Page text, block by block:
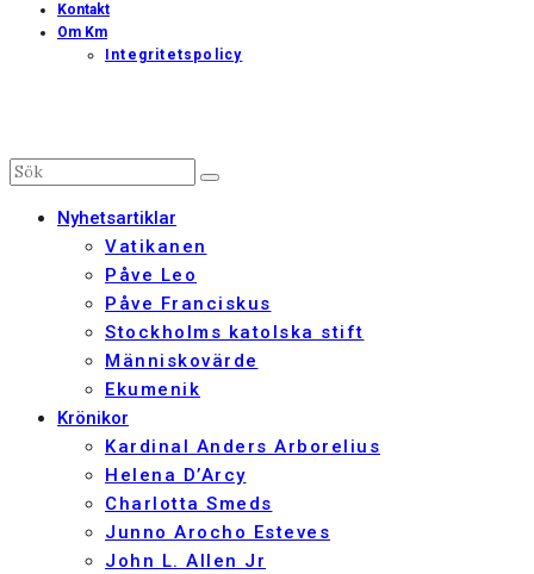
Kontakt
Om Km
Integritetspolicy
Nyhetsartiklar
Vatikanen
Påve Leo
Påve Franciskus
Stockholms katolska stift
Människovärde
Ekumenik
Krönikor
Kardinal Anders Arborelius
Helena D’Arcy
Charlotta Smeds
Junno Arocho Esteves
John L. Allen Jr